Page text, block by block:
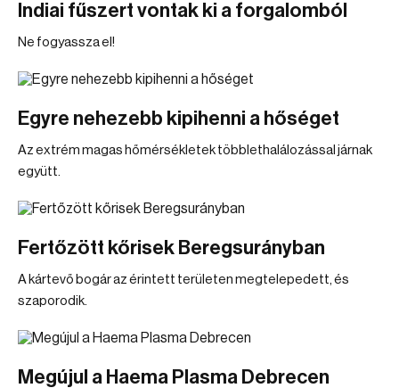
Indiai fűszert vontak ki a forgalomból
Ne fogyassza el!
Egyre nehezebb kipihenni a hőséget
Az extrém magas hőmérsékletek többlethalálozással járnak
együtt.
Fertőzött kőrisek Beregsurányban
A kártevő bogár az érintett területen megtelepedett, és
szaporodik.
Megújul a Haema Plasma Debrecen